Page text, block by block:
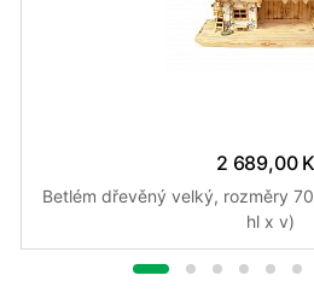
2 689,00
Betlém dřevěný velký, rozměry
hl x v)